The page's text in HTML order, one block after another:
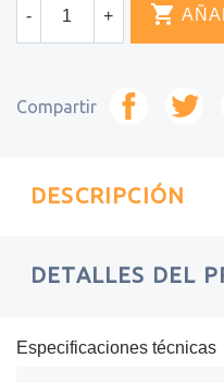
- + 
Compartir
DESCRIPCIÓN
DETALLES DEL
Especificaciones técnicas